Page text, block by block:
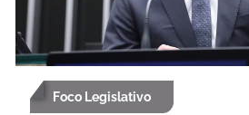
Foco Legislativo